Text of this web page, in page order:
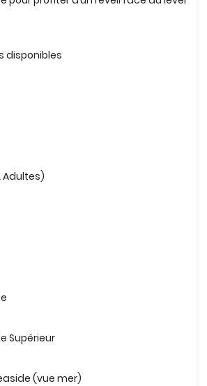
disponibles
Adultes)
Supérieur
(vue mer)